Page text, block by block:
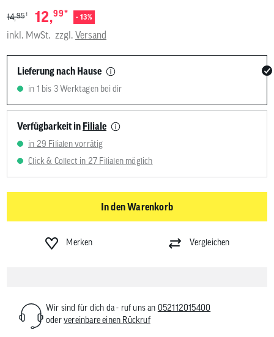
14,95 1 12,99* - 13%
inkl. MwSt. zzgl. Versand
Lieferung nach Hause
in 1 bis 3 Werktagen bei dir
Verfügbarkeit in Filiale
in 29 Filialen vorrätig
Click & Collect in 27 Filialen möglich
In den Warenkorb
Merken Vergleichen
Wir sind für dich da - ruf uns an 052112015400
odervereinbare einen Rückruf